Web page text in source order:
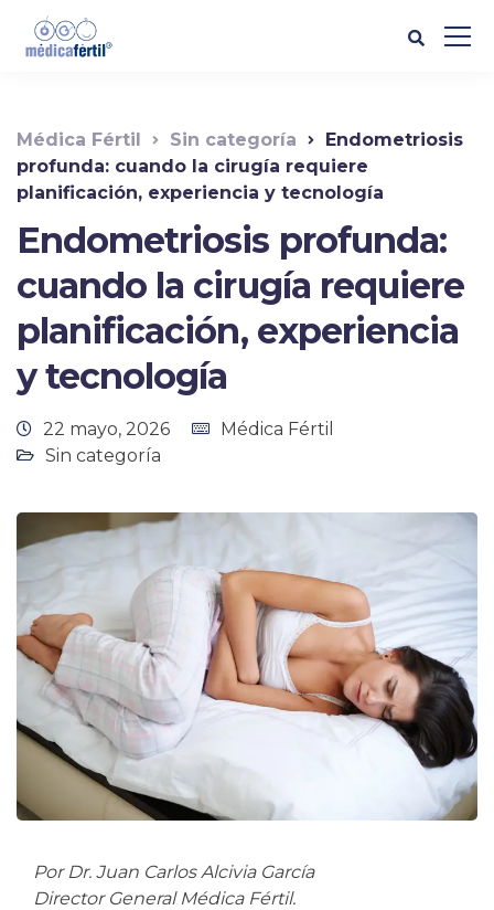
Médica Fértil Sin categoría
Endometriosis
profunda: cuando la cirugía requiere
planificación, experiencia y tecnología
Endometriosis profunda:
cuando la cirugía requiere
planificación, experiencia
y tecnología
22 mayo, 2026
Médica Fértil
Sin categoría
Por Dr. Juan Carlos Alcivia García
Director General Médica Fértil.